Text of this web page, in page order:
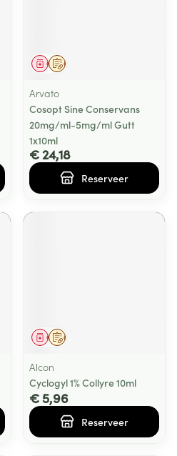
Op voorschrift
Geneesmiddel
Arvato
Cosopt Sine Conservans
20mg/ml-5mg/ml Gutt
1x10ml
€ 24,18
Reserveer
Op voorschrift
Geneesmiddel
Alcon
Cyclogyl 1% Collyre 10ml
€ 5,96
Reserveer